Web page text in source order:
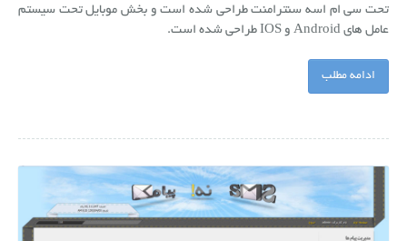
تحت سی ام اسه سنترامنت طراحی شده است و بخش موبایل تحت سیستم
عامل های Android و IOS طراحی شده است.
ادامه مطلب